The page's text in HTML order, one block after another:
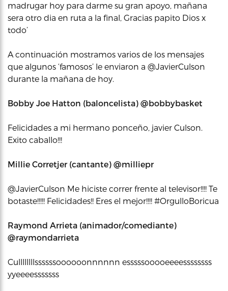
madrugar hoy para darme su gran apoyo, mañana
sera otro dia en ruta a la final, Gracias papito Dios x
todo’
A continuación mostramos varios de los mensajes
que algunos ‘famosos’ le enviaron a @JavierCulson
durante la mañana de hoy.
Bobby Joe Hatton (baloncelista) ‏@bobbybasket
Felicidades a mi hermano ponceño, javier Culson.
Exito caballo!!!
Millie Corretjer ‏(cantante) @milliepr
@JavierCulson Me hiciste correr frente al televisor!!!! Te
botaste!!!!! Felicidades!! Eres el mejor!!!! #OrgulloBoricua
Raymond Arrieta ‏(animador/comediante)
@raymondarrieta
Cullllllllssssssoooooonnnnnn esssssooooeeeessssssss
yyeeeesssssss